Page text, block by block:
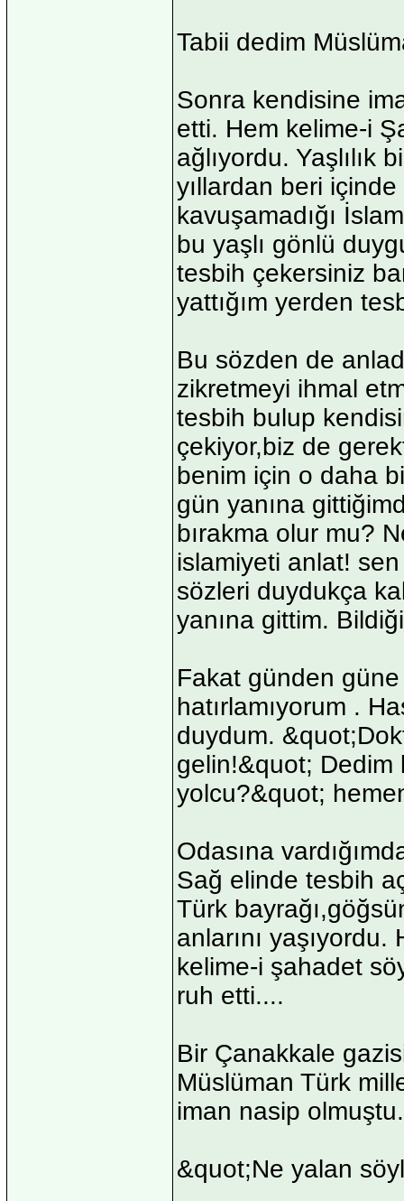
Tabii dedim
Sonra kendisine
etti. Hem kelime-i
ağlıyordu. Yaşlılık
yıllardan beri
kavuşamadığı
bu yaşlı gönlü
tesbih çekersiniz
yattığım yerden
Bu sözden de
zikretmeyi ihmal
tesbih bulup
çekiyor,biz de
benim için o daha
gün yanına
bırakma olur mu?
islamiyeti anlat!
sözleri duydukça
yanına gittim.
Fakat günden
hatırlamıyorum .
duydum.
gelin!&quot; Dedim
yolcu?&quot;
Odasına
Sağ elinde tesbih
Türk
anlarını
kelime-i şahadet
ruh etti....
Bir Çanakkale
Müslüman Türk
iman nasip olmuştu.
&quot;Ne yalan